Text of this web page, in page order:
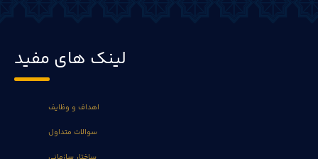
لینک های مفید
اهداف و وظایف
سوالات متداول